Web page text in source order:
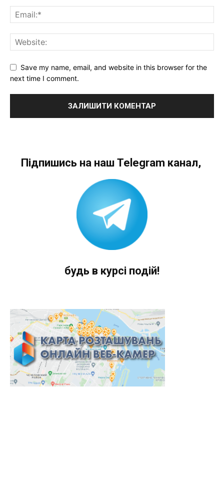
Save my name, email, and website in this browser for the
next time I comment.
Підпишись на наш Telegram канал,
будь в курсі подій!